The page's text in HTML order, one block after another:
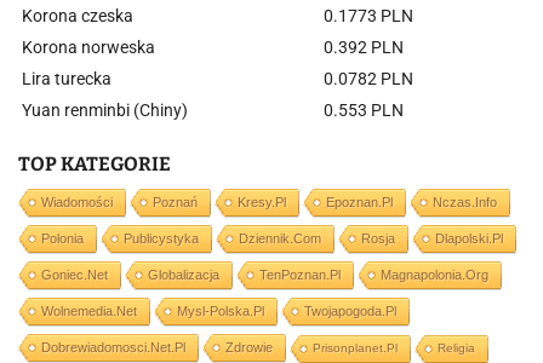
Korona czeska
0.1773 PLN
Korona norweska
0.392 PLN
Lira turecka
0.0782 PLN
Yuan renminbi (Chiny)
0.553 PLN
TOP KATEGORIE
Wiadomości Poznań Kresy.pl Epoznan.pl Nczas.info
Polonia Publicystyka Dziennik.com Rosja Dlapolski.pl
Goniec.net Globalizacja TenPoznan.pl Magnapolonia.org
Wolnemedia.net Mysl-Polska.pl Twojapogoda.pl
Dobrewiadomosci.net.pl Zdrowie Prisonplanet.pl Religia